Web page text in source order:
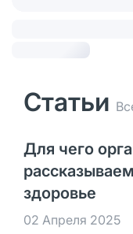
Статьи
Для чего
здоровье
02 Апреля 2025